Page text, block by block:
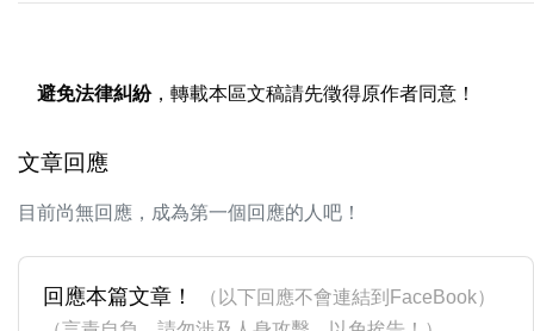
避免法律糾紛，轉載本區文稿請先徵得原作者同意！
文章回應
目前尚無回應，成為第一個回應的人吧！
回應本篇文章！
（以下回應不會連結到FaceBook）